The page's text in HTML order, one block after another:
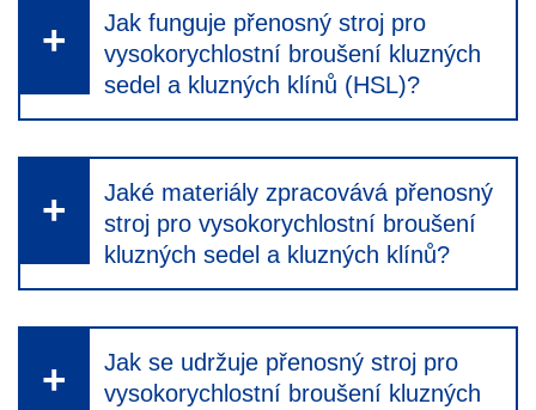
Jak funguje přenosný stroj pro
vysokorychlostní broušení kluzných
sedel a kluzných klínů (HSL)?
Jaké materiály zpracovává přenosný
stroj pro vysokorychlostní broušení
kluzných sedel a kluzných klínů?
Jak se udržuje přenosný stroj pro
vysokorychlostní broušení kluzných